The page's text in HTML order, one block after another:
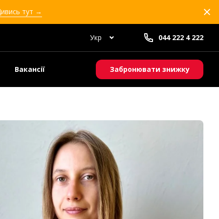
тут →
Укр 044 222 4 222
Вакансії Забронювати знижку